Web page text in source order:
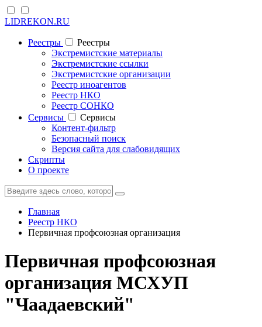
LIDREKON.RU
Реестры
Реестры
Экстремистские материалы
Экстремистские ссылки
Экстремистские организации
Реестр иноагентов
Реестр НКО
Реестр СОНКО
Cервисы
Cервисы
Контент-фильтр
Безопасный поиск
Версия сайта для слабовидящих
Скрипты
О проекте
Главная
Реестр НКО
Первичная профсоюзная организация
Первичная профсоюзная
организация МСХУП
"Чаадаевский"